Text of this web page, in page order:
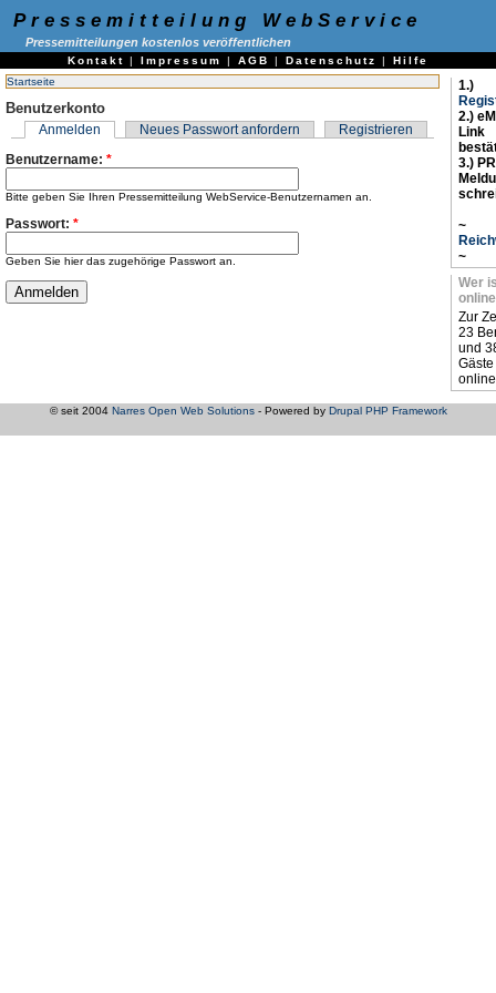
Pressemitteilung WebService
Pressemitteilungen kostenlos veröffentlichen
Kontakt | Impressum | AGB | Datenschutz | Hilfe
Startseite
Benutzerkonto
Anmelden Neues Passwort anfordern
Registrieren
Benutzername: *
Bitte geben Sie Ihren Pressemitteilung WebService-Benutzernamen an.
Passwort: *
Geben Sie hier das zugehörige Passwort an.
1.)
2.)
Link
3.)
~
~
Wer
online
Zur
23
und
Gäste
© seit 2004 Narres Open Web Solutions- Powered by Drupal PHP Framework